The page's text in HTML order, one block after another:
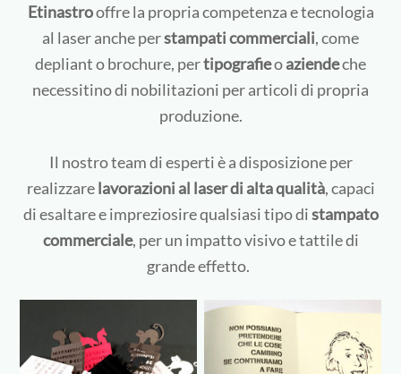
Etinastrooffre la propria competenza e tecnologia
al laser anche perstampati commerciali, come
depliant o brochure, pertipografieoaziendeche
necessitino di nobilitazioni per articoli di propria
produzione.
Il nostro team di esperti è a disposizione per
realizzarelavorazioni al laser di alta qualità, capaci
di esaltare e impreziosire qualsiasi tipo distampato
commerciale, per un impatto visivo e tattile di
grande effetto.